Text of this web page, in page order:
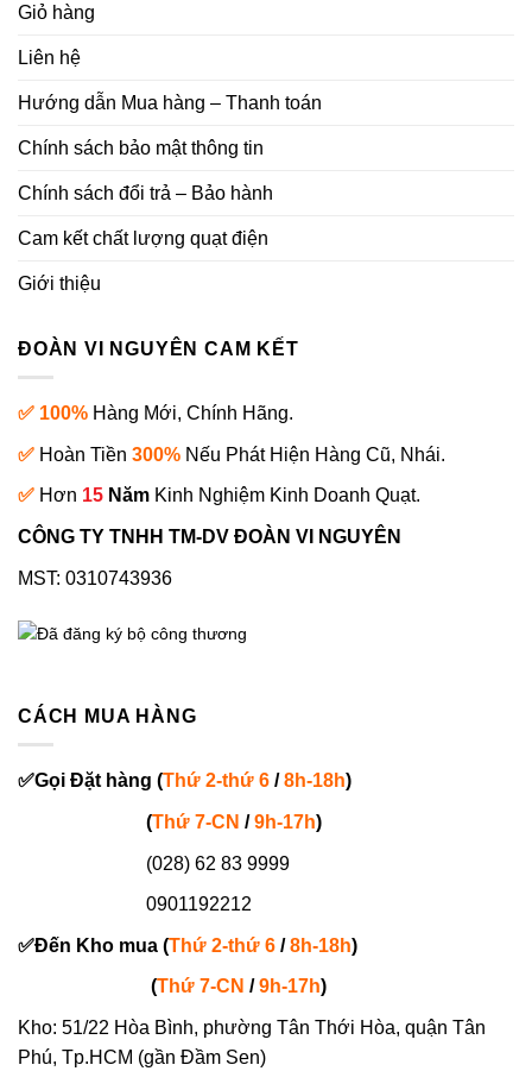
Giỏ hàng
Liên hệ
Hướng dẫn Mua hàng – Thanh toán
Chính sách bảo mật thông tin
Chính sách đổi trả – Bảo hành
Cam kết chất lượng quạt điện
Giới thiệu
ĐOÀN VI NGUYÊN CAM KẾT
✅ 100% Hàng Mới, Chính Hãng.
✅ Hoàn Tiền 300% Nếu Phát Hiện Hàng Cũ, Nhái.
✅ Hơn 15 Năm Kinh Nghiệm Kinh Doanh Quạt.
CÔNG TY TNHH TM-DV ĐOÀN VI NGUYÊN
MST: 0310743936
CÁCH MUA HÀNG
✅Gọi Đặt hàng (Thứ 2-thứ 6 /8h-18h)
(Thứ 7-CN /9h-17h)
(028) 62 83 9999
0901192212
✅Đến Kho mua (Thứ 2-thứ 6 /8h-18h)
(Thứ 7-CN /9h-17h)
Kho: 51/22 Hòa Bình, phường Tân Thới Hòa, quận Tân
Phú, Tp.HCM (gần Đầm Sen)